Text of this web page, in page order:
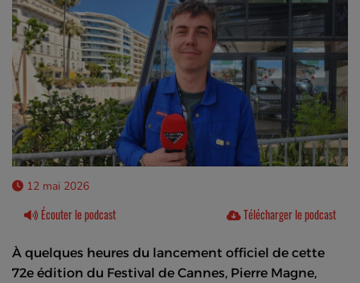
12 mai 2026
Écouter le podcast Télécharger le podcast
À quelques heures du lancement officiel de cette
72e édition du Festival de Cannes, Pierre Magne,